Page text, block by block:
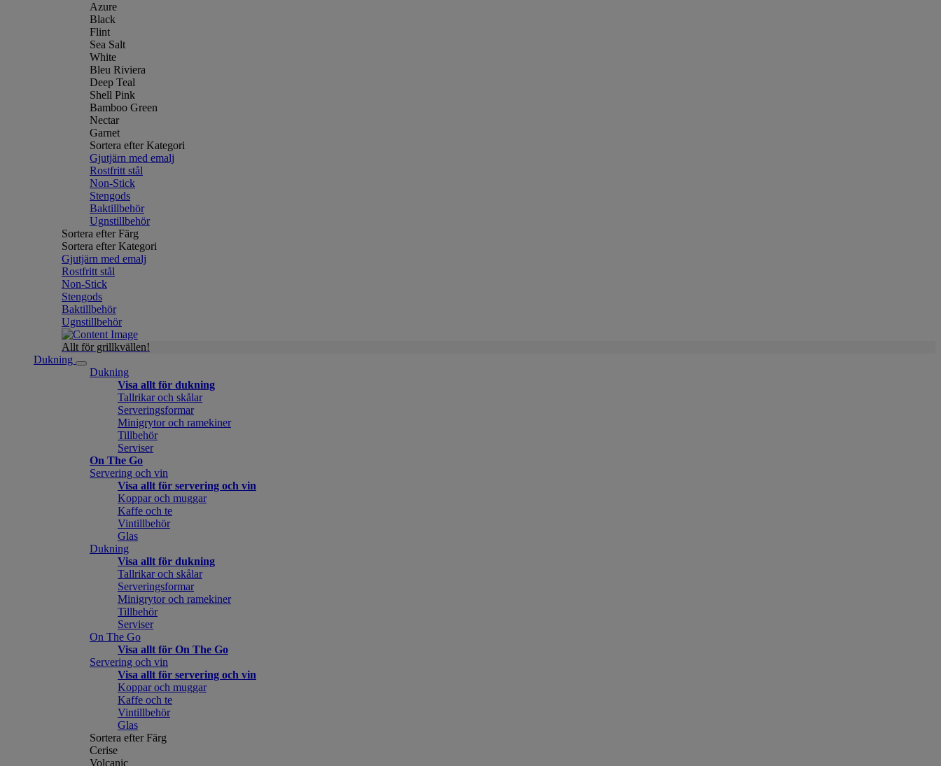
Azure
Black
Flint
Sea Salt
White
Bleu Riviera
Deep Teal
Shell Pink
Bamboo Green
Nectar
Garnet
Sortera efter Kategori
Gjutjärn med emalj
Rostfritt stål
Non-Stick
Stengods
Baktillbehör
Ugnstillbehör
Sortera efter Färg
Sortera efter Kategori
Gjutjärn med emalj
Rostfritt stål
Non-Stick
Stengods
Baktillbehör
Ugnstillbehör
Allt för grillkvällen!
Dukning
Dukning
Visa allt för dukning
Tallrikar och skålar
Serveringsformar
Minigrytor och ramekiner
Tillbehör
Serviser
On The Go
Servering och vin
Visa allt för servering och vin
Koppar och muggar
Kaffe och te
Vintillbehör
Glas
Dukning
Visa allt för dukning
Tallrikar och skålar
Serveringsformar
Minigrytor och ramekiner
Tillbehör
Serviser
On The Go
Visa allt för On The Go
Servering och vin
Visa allt för servering och vin
Koppar och muggar
Kaffe och te
Vintillbehör
Glas
Sortera efter Färg
Cerise
Volcanic